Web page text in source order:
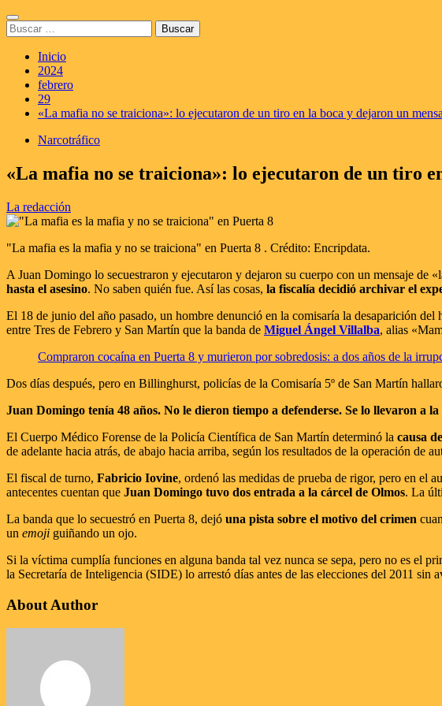
Saltar
al
contenido
Menú
principal
Buscar:
Inicio
2024
febrero
29
«La mafia no se traiciona»: lo ejecutaron de un tiro en la boca y dejaron un
Narcotráfico
«La mafia no se traiciona»: lo ejecutaron de un tiro
La redacción
"La mafia es la mafia y no se traiciona" en Puerta 8 . Crédito: Encripdata.
A Juan Domingo lo secuestraron y ejecutaron y dejaron su cuerpo con un mensaje de
hasta el asesino. No saben quién fue. Así las cosas, la fiscalía decidió archivar el
El 18 de junio del año pasado, un hombre denunció en la comisaría la desaparición
entre Tres de Febrero y San Martín que la banda de Miguel Ángel Villalba, alias
Compraron cocaína en Puerta 8 y murieron por sobredosis: a dos años de la
Dos días después, pero en Billinghurst, policías de la Comisaría 5º de San Martín
Juan Domingo tenía 48 años. No le dieron tiempo a defenderse. Se lo llevaron a
El Cuerpo Médico Forense de la Policía Científica de San Martín determinó la causa
de adelante hacia atrás, de abajo hacia arriba, según los resultados de la operación de
El fiscal de turno, Fabricio Iovine, ordenó las medidas de prueba de rigor, pero en el
antecentes cuentan que Juan Domingo tuvo dos entrada a la cárcel de Olmos. La
La banda que lo secuestró en Puerta 8, dejó una pista sobre el motivo del crimen
un emoji guiñando un ojo.
Si la víctima cumplía funciones en alguna banda tal vez nunca se sepa, pero no es el
la Secretaría de Inteligencia (SIDE) lo arrestó días antes de las elecciones del 2011 sin
About Author